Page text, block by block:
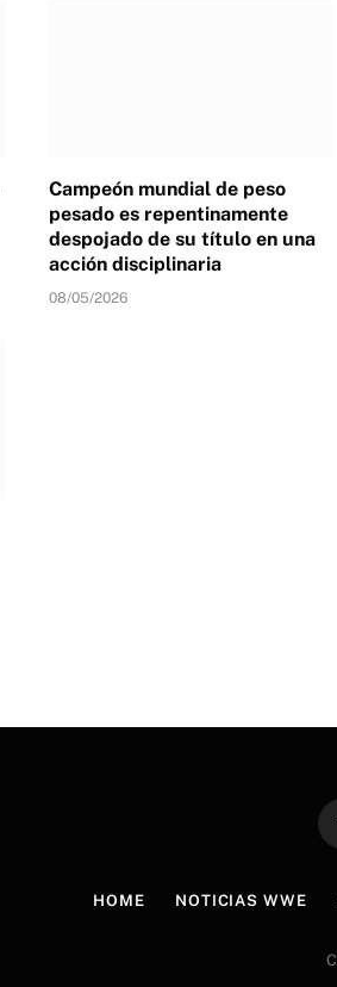
Campeón mundial de peso
pesado es repentinamente
despojado de su título en una
acción disciplinaria
08/05/2026
HOME NOTICIAS WWE